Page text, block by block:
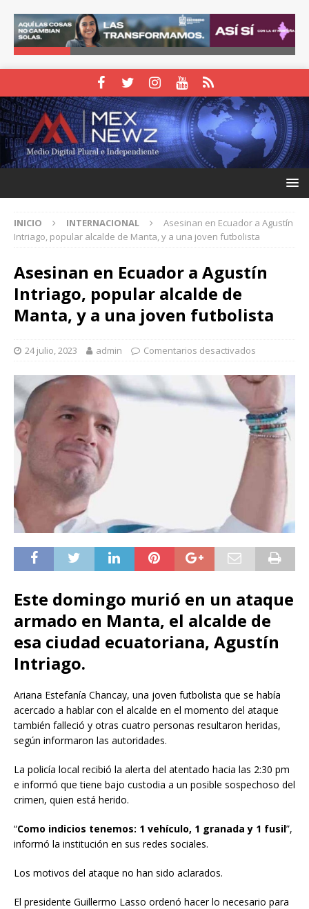
INICIO INTERNACIONAL
Asesinan en Ecuador a Agustín
Intriago, popular alcalde de Manta, y a una joven futbolista
Asesinan en Ecuador a Agustín
Intriago, popular alcalde de
Manta, y a una joven futbolista
24 julio, 2023 admin Comentarios desactivados
Este domingo murió en un ataque
armado en Manta, el alcalde de
esa ciudad ecuatoriana, Agustín
Intriago.
Ariana Estefanía Chancay, una joven futbolista que se había
acercado a hablar con el alcalde en el momento del ataque
también falleció y otras cuatro personas resultaron heridas,
según informaron las autoridades.
La policía local recibió la alerta del atentado hacia las 2:30 pm
e informó que tiene bajo custodia a un posible sospechoso del
crimen, quien está herido.
“Como indicios tenemos: 1 vehículo, 1 granada y 1 fusil”,
informó la institución en sus redes sociales.
Los motivos del ataque no han sido aclarados.
El presidente Guillermo Lasso ordenó hacer lo necesario para